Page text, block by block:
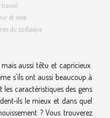
travail
et sexe
du zodiaque
aussi têtu et capricieux.
s'ils ont aussi beaucoup à
les caractéristiques des gens
ils le mieux et dans quel
? Vous trouverez